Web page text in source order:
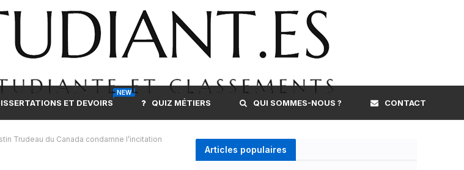
ET DEVOIRS
NEW
QUIZ MÉTIERS QUI SOMMES-NOUS ? CONTACT
Trudeau du Canada condamne l’incitation
Articles populaires